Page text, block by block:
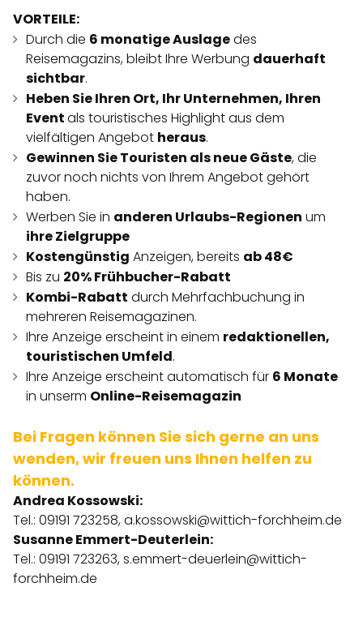
VORTEILE:
Durch die 6 monatige Auslagedes
Reisemagazins, bleibt Ihre Werbung dauerhaft
sichtbar.
Heben Sie Ihren Ort, Ihr Unternehmen, Ihren
Eventals touristisches Highlight aus dem
vielfältigen Angebot heraus.
Gewinnen Sie Touristen als neue Gäste, die
zuvor noch nichts von Ihrem Angebot gehört
haben.
Werben Sie in anderen Urlaubs-Regionen um
ihre Zielgruppe
Kostengünstig Anzeigen, bereits ab 48€
Bis zu 20% Frühbucher-Rabatt
Kombi-Rabatt durch Mehrfachbuchung in
mehreren Reisemagazinen.
Ihre Anzeige erscheint in einem redaktionellen,
touristischen Umfeld.
Ihre Anzeige erscheint automatisch für 6 Monate
in unserm Online-Reisemagazin
Bei Fragen können Sie sich gerne an uns
wenden, wir freuen uns Ihnen helfen zu
können.
Andrea Kossowski:
Tel.: 09191 723258,a.kossowski@wittich-forchheim.de
Susanne Emmert-Deuterlein:
Tel.: 09191 723263,s.emmert-deuerlein@wittich-
forchheim.de